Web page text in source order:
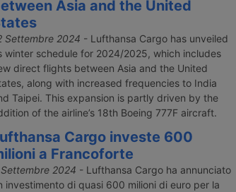
Asia and the United
Settembre 2024 - Lufthansa Cargo has unveiled
winter schedule for 2024/2025, which includes
direct flights between Asia and the United
along with increased frequencies to India
Taipei. This expansion is partly driven by the
of the airline’s 18th Boeing 777F aircraft.
Cargo investe 600
a Francoforte
2024 - Lufthansa Cargo ha annunciato
investimento di quasi 600 milioni di euro per la